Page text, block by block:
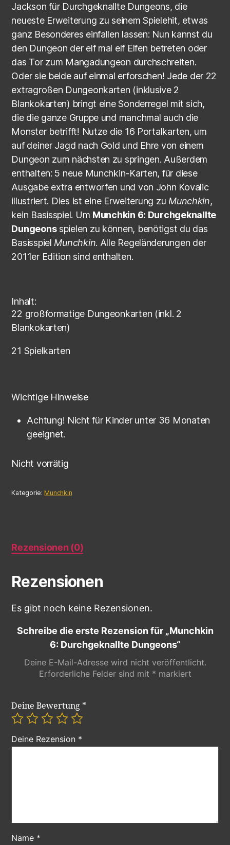
Jackson für Durchgeknallte Dungeons, die
neueste Erweiterung zu seinem Spielehit, etwas
ganz Besonderes einfallen lassen: Nun kannst du
den Dungeon der elf mal elf Elfen betreten oder
das Tor zum Mangadungeon durchschreiten.
Oder sie beide auf einmal erforschen! Jede der 22
extragroßen Dungeonkarten (inklusive 2
Blankokarten) bringt eine Sonderregel mit sich,
die die ganze Gruppe und manchmal auch die
Monster betrifft! Nutze die 16 Portalkarten, um
auf deiner Jagd nach Gold und Ehre von einem
Dungeon zum nächsten zu springen. Außerdem
enthalten: 5 neue Munchkin-Karten, für diese
Ausgabe extra entworfen und von John Kovalic
illustriert. Dies ist eine Erweiterung zu Munchkin,
kein Basisspiel. Um Munchkin 6: Durchgeknallte
Dungeonsspielen zu können, benötigst du das
Basisspiel Munchkin. Alle Regeländerungen der
2011er Edition sind enthalten.
Inhalt:
22 großformatige Dungeonkarten (inkl. 2
Blankokarten)
21 Spielkarten
Wichtige Hinweise
Achtung! Nicht für Kinder unter 36 Monaten
geeignet.
Nicht vorrätig
Kategorie: Munchkin
Rezensionen (0)
Rezensionen
Es gibt noch keine Rezensionen.
Schreibe die erste Rezension für „Munchkin
6: Durchgeknallte Dungeons“
Deine E-Mail-Adresse wird nicht veröffentlicht.
Erforderliche Felder sind mit * markiert
Deine Bewertung *
Deine Rezension *
Name *